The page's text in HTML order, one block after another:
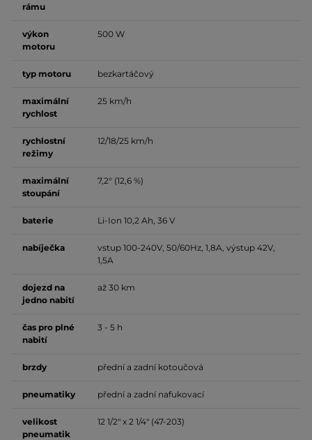
rámu
výkon
motoru
500 W
typ motoru bezkartáčový
maximální
rychlost
25 km/h
rychlostní
režimy
12/18/25 km/h
maximální
stoupání
7,2° (12,6 %)
baterie Li-Ion 10,2 Ah, 36 V
nabíječka
vstup 100-240V, 50/60Hz, 1,8A, výstup 42V,
1,5A
dojezd na
jedno nabití
až 30 km
čas pro plné
nabití
3 - 5 h
brzdy přední a zadní kotoučová
pneumatiky přední a zadní nafukovací
velikost
pneumatik
12 1/2" x 2 1/4" (47-203)